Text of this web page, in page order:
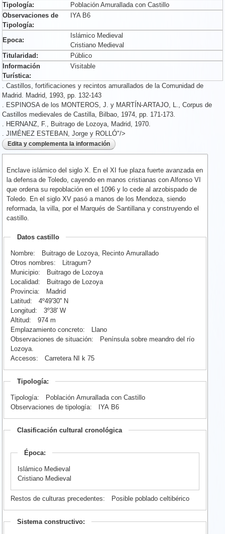
Tipología:
Población Amurallada con Castillo
Observaciones de
Tipología:
IYA B6
Epoca:
Islámico Medieval
Cristiano Medieval
Titularidad:
Público
Información
Turística:
Visitable
. Castillos, fortificaciones y recintos amurallados de la Comunidad de
Madrid. Madrid, 1993, pp. 132-143
. ESPINOSA de los MONTEROS, J. y MARTÍN-ARTAJO, L., Corpus de
Castillos medievales de Castilla, Bilbao, 1974, pp. 171-173.
. HERNANZ, F., Buitrago de Lozoya, Madrid, 1970.
. JIMÉNEZ ESTEBAN, Jorge y ROLLÓ"/>
Enclave islámico del siglo X. En el XI fue plaza fuerte avanzada en
la defensa de Toledo, cayendo en manos cristianas con Alfonso VI
que ordena su repoblación en el 1096 y lo cede al arzobispado de
Toledo. En el siglo XV pasó a manos de los Mendoza, siendo
reformada, la villa, por el Marqués de Santillana y construyendo el
castillo.
Datos castillo
Nombre:
Buitrago de Lozoya, Recinto Amurallado
Otros nombres:
Litragum?
Municipio:
Buitrago de Lozoya
Localidad:
Buitrago de Lozoya
Provincia:
Madrid
Latitud:
4º49'30'' N
Longitud:
3º38' W
Altitud:
974 m
Emplazamiento concreto:
Llano
Observaciones de situación:
Península sobre meandro del río
Lozoya.
Accesos:
Carretera NI k 75
Tipología:
Tipología:
Población Amurallada con Castillo
Observaciones de tipología:
IYA B6
Clasificación cultural cronológica
Época:
Islámico Medieval
Cristiano Medieval
Restos de culturas precedentes: Posible poblado celtibérico
Sistema constructivo: